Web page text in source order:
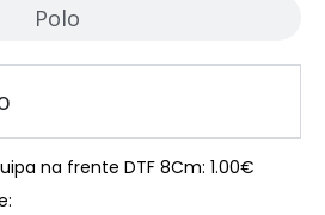
Polo
na frente DTF 8Cm: 1.00€